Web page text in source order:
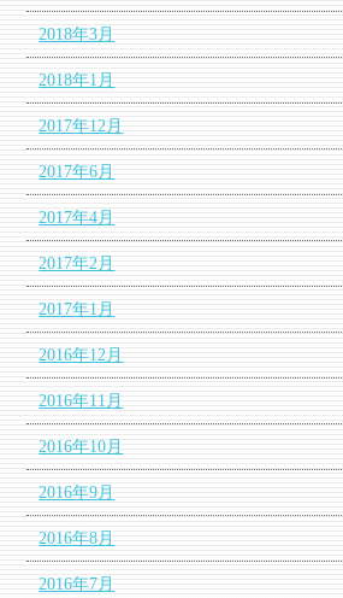
2018年3月
2018年1月
2017年12月
2017年6月
2017年4月
2017年2月
2017年1月
2016年12月
2016年11月
2016年10月
2016年9月
2016年8月
2016年7月